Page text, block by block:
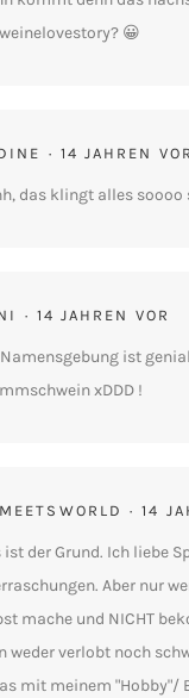
😀
14 JAHREN VOR
das klingt alles soooo
14 JAHREN VOR
ist
xDDD !
14
ist der Grund. Ich liebe
Aber nur
mache und NICHT
weder verlobt noch
mit meinem "Hobby"/